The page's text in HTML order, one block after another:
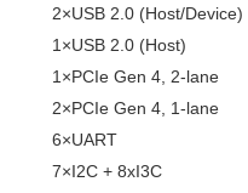
2×USB 2.0 (Host/Device)
1×USB 2.0 (Host)
1×PCIe Gen 4, 2-lane
2×PCIe Gen 4, 1-lane
6×UART
7×I2C + 8xI3C